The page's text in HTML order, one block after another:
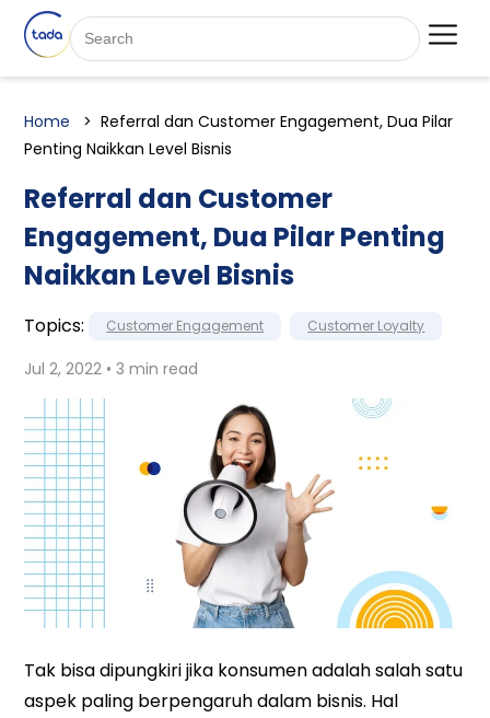
Home
Referral dan Customer Engagement, Dua Pilar
Penting Naikkan Level Bisnis
Referral dan Customer
Engagement, Dua Pilar Penting
Naikkan Level Bisnis
Topics: Customer Engagement Customer Loyalty
Jul 2, 2022 • 3 min read
Tak bisa dipungkiri jika konsumen adalah salah satu
aspek paling berpengaruh dalam bisnis. Hal